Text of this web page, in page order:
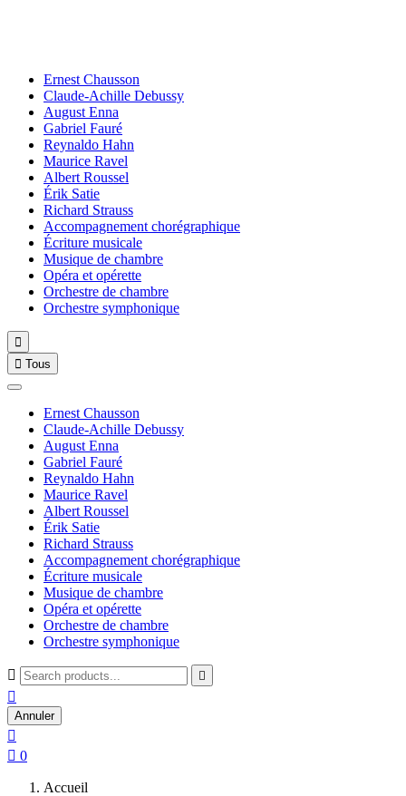
Ernest Chausson
Claude-Achille Debussy
August Enna
Gabriel Fauré
Reynaldo Hahn
Maurice Ravel
Albert Roussel
Érik Satie
Richard Strauss
Accompagnement chorégraphique
Écriture musicale
Musique de chambre
Opéra et opérette
Orchestre de chambre
Orchestre symphonique

 Tous
Ernest Chausson
Claude-Achille Debussy
August Enna
Gabriel Fauré
Reynaldo Hahn
Maurice Ravel
Albert Roussel
Érik Satie
Richard Strauss
Accompagnement chorégraphique
Écriture musicale
Musique de chambre
Opéra et opérette
Orchestre de chambre
Orchestre symphonique
 

Annuler

 0
Accueil